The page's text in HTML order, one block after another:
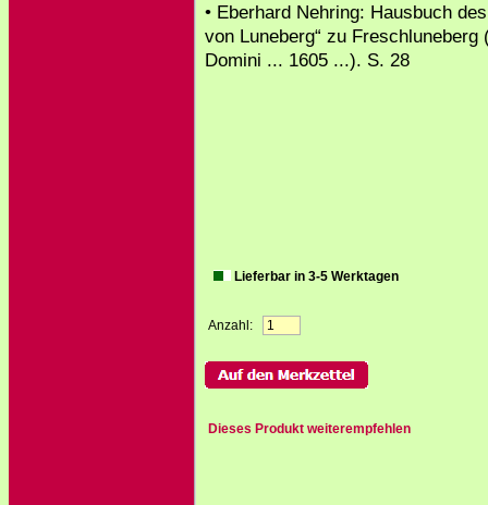
• Eberhard Nehring: Hausbuch
von Luneberg“ zu Freschluneberg
Domini ... 1605 ...). S. 28
Lieferbar in 3-5 Werktagen
Anzahl:
Dieses Produkt weiterempfehlen